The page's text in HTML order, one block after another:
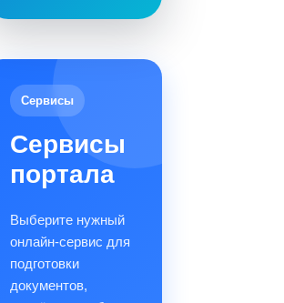
Сервисы
Сервисы
портала
Выберите нужный
онлайн-сервис для
подготовки
документов,